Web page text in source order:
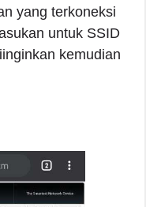
yang terkoneksi
untuk SSID
kemudian